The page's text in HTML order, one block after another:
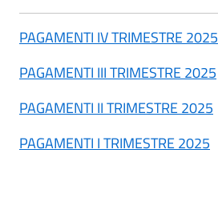
PAGAMENTI IV TRIMESTRE 2025
PAGAMENTI III TRIMESTRE 2025
PAGAMENTI II TRIMESTRE 2025
PAGAMENTI I TRIMESTRE 2025